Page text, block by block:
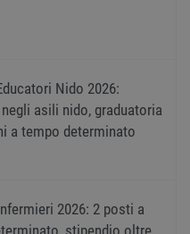
Nido 2026:
asili nido, graduatoria
a tempo determinato
2026: 2 posti a
stipendio oltre
Funzionalità